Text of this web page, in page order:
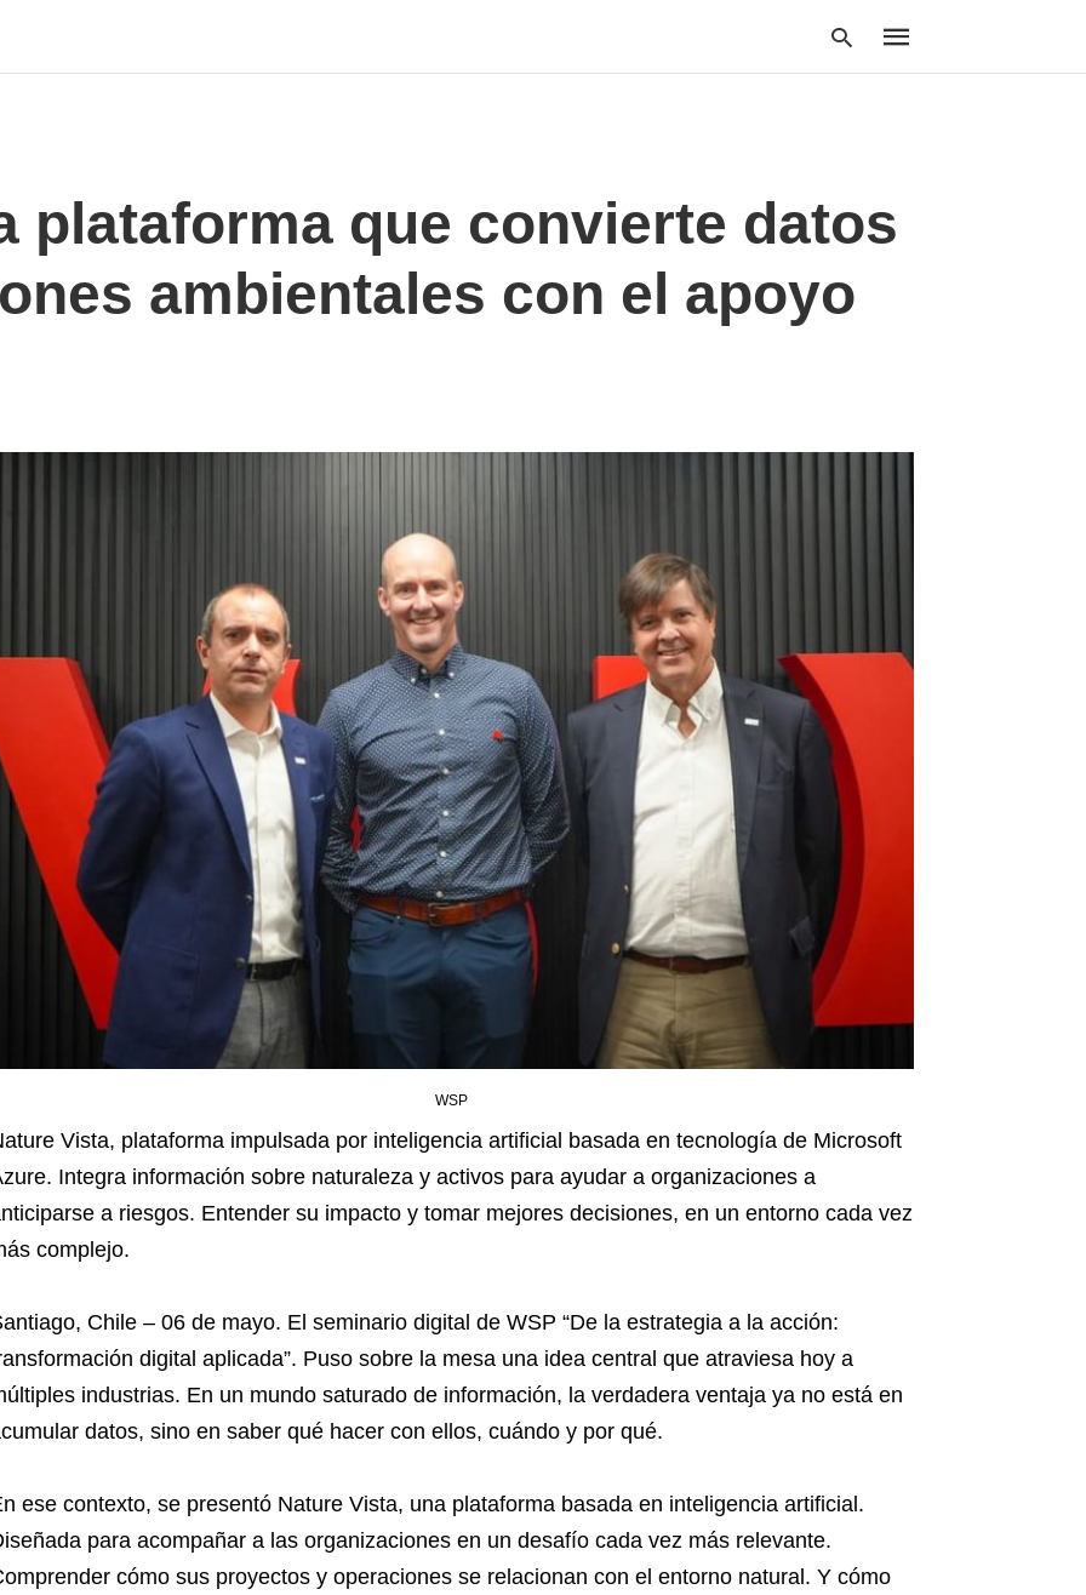
plataforma que convierte datos
ambientales con el apoyo
WSP
Vista, plataforma impulsada por inteligencia artificial basada en tecnología de Microsoft
Integra información sobre naturaleza y activos para ayudar a organizaciones a
a riesgos. Entender su impacto y tomar mejores decisiones, en un entorno cada vez
complejo.
Chile – 06 de mayo. El seminario digital de WSP “De la estrategia a la acción:
digital aplicada”. Puso sobre la mesa una idea central que atraviesa hoy a
industrias. En un mundo saturado de información, la verdadera ventaja ya no está en
datos, sino en saber qué hacer con ellos, cuándo y por qué.
ese contexto, se presentó Nature Vista, una plataforma basada en inteligencia artificial.
para acompañar a las organizaciones en un desafío cada vez más relevante.
cómo sus proyectos y operaciones se relacionan con el entorno natural. Y cómo